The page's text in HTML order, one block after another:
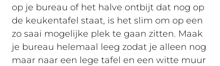
op je bureau of het halve ontbijt dat nog op
de keukentafel staat, is het slim om op een
zo saai mogelijke plek te gaan zitten. Maak
je bureau helemaal leeg zodat je alleen nog
maar naar een lege tafel en een witte muur